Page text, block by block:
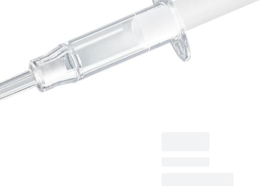
/Beutel
Minivette® POCT
neutral Z,
Nennvolumen: 20 µl,